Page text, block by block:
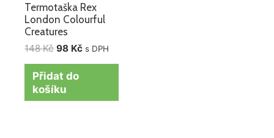
Termotaška Rex
London Colourful
Creatures
148Kč 98 Kč s DPH
Přidat do
košíku